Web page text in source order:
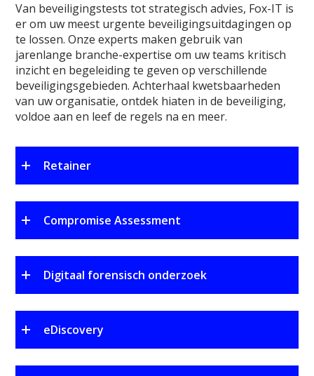
Van beveiligingstests tot strategisch advies, Fox-IT is
er om uw meest urgente beveiligingsuitdagingen op
te lossen. Onze experts maken gebruik van
jarenlange branche-expertise om uw teams kritisch
inzicht en begeleiding te geven op verschillende
beveiligingsgebieden. Achterhaal kwetsbaarheden
van uw organisatie, ontdek hiaten in de beveiliging,
voldoe aan en leef de regels na en meer.
Retainer
Compromise Assessment
Digitaal forensisch onderzoek
eDiscovery